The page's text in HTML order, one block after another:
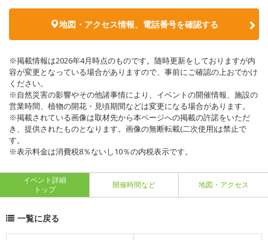
地図・アクセス情報、電話番号を確認する
※掲載情報は2026年4月時点のものです。随時更新をしておりますが内
容が変更となっている場合がありますので、事前にご確認の上おでかけ
ください。
※自然災害の影響やその他諸事情により、イベントの開催情報、施設の
営業時間、植物の開花・見頃期間などは変更になる場合があります。
※掲載されている画像は取材先から本ページへの掲載の許諾をいただ
き、提供されたものとなります。画像の無断転載(二次使用)は禁止で
す。
※表示料金は消費税8％ないし10％の内税表示です。
イベント詳細
トップ
開催時間など 地図・アクセス
一覧に戻る